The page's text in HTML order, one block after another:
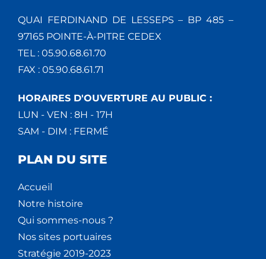
QUAI FERDINAND DE LESSEPS – BP 485 –
97165 POINTE-À-PITRE CEDEX
TEL : 05.90.68.61.70
FAX : 05.90.68.61.71
HORAIRES D'OUVERTURE AU PUBLIC :
LUN - VEN : 8H - 17H
SAM - DIM : FERMÉ
PLAN DU SITE
Accueil
Notre histoire
Qui sommes-nous ?
Nos sites portuaires
Stratégie 2019-2023